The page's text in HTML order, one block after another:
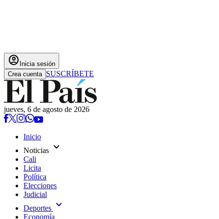
account_circle Inicia sesión
Crea cuenta SUSCRÍBETE
jueves, 6 de agosto de 2026
Inicio
Noticias expand_more
Cali
Licita
Política
Elecciones
Judicial
Deportes expand_more
Economía